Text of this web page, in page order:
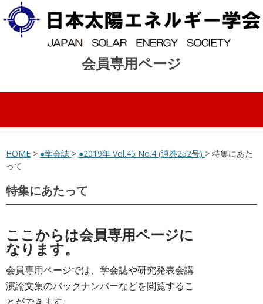
会員専用ページ
コンテンツへスキップ
HOME > ●学会誌 > ●2019年 Vol.45 No.4 (通巻252号) > 特集にあた
って
特集にあたって
ここからは会員専用ページに
なります。
会員専用ページでは、学会誌や研究発表会講
演論文集のバックナンバーなどを閲覧するこ